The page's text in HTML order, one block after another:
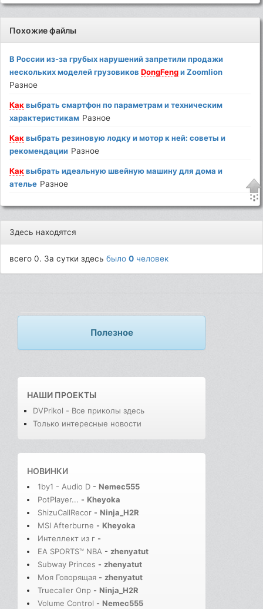
Похожие файлы
В России из-за грубых нарушений запретили продажи
нескольких моделей грузовиковDongFengи Zoomlion
Разное
Каквыбрать смартфон по параметрам и техническим
характеристикам Разное
Каквыбрать резиновую лодку и мотор к ней: советы и
рекомендации Разное
Каквыбрать идеальную швейную машину для дома и
ателье Разное
Здесь находятся
всего 0. За сутки здесьбыло0 человек
Полезное
НАШИ ПРОЕКТЫ
DVPrikol - Все приколы здесь
Только интересные новости
НОВИНКИ
1by1 - Audio D - Nemec555
PotPlayer... - Kheyoka
ShizuCallRecor - Ninja_H2R
MSI Afterburne - Kheyoka
Интеллект из г -
EA SPORTS™ NBA - zhenyatut
Subway Princes - zhenyatut
Моя Говорящая - zhenyatut
Truecaller Опр - Ninja_H2R
Volume Control - Nemec555